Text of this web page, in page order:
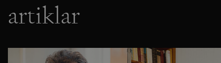
artiklar